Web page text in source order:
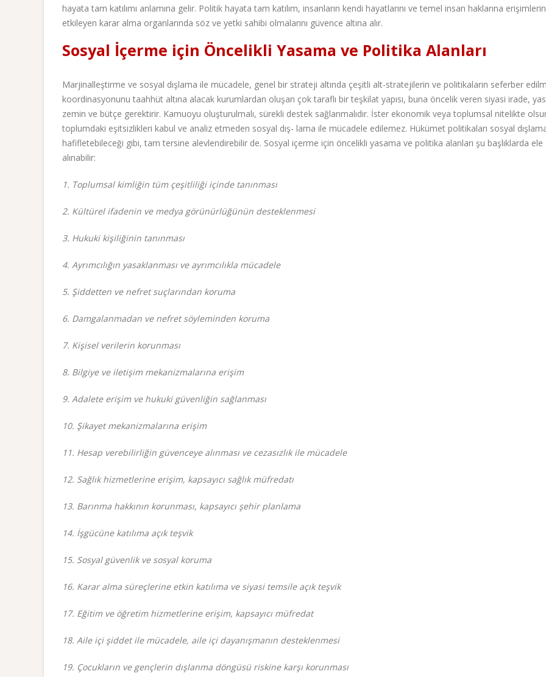
hayata tam katılımı anlamına gelir. Politik hayata tam katılım, insanların kendi hayatlarını ve temel insan haklarına
etkileyen karar alma organlarında söz ve yetki sahibi olmalarını güvence altına alır.
Sosyal İçerme için Öncelikli Yasama ve Politika Alanları
Marjinalleştirme ve sosyal dışlama ile mücadele, genel bir strateji altında çeşitli alt-stratejilerin ve politikaların seferber
koordinasyonunu taahhüt altına alacak kurumlardan oluşan çok taraflı bir teşkilat yapısı, buna öncelik veren siyasi irade,
zemin ve bütçe gerektirir. Kamuoyu oluşturulmalı, sürekli destek sağlanmalıdır. İster ekonomik veya toplumsal nitelikte
toplumdaki eşitsizlikleri kabul ve analiz etmeden sosyal dış- lama ile mücadele edilemez. Hükümet politikaları sosyal
hafifletebileceği gibi, tam tersine alevlendirebilir de. Sosyal içerme için öncelikli yasama ve politika alanları şu başlıklarda ele
alınabilir:
1. Toplumsal kimliğin tüm çeşitliliği içinde tanınması
2. Kültürel ifadenin ve medya görünürlüğünün desteklenmesi
3. Hukuki kişiliğinin tanınması
4. Ayrımcılığın yasaklanması ve ayrımcılıkla mücadele
5. Şiddetten ve nefret suçlarından koruma
6. Damgalanmadan ve nefret söyleminden koruma
7. Kişisel verilerin korunması
8. Bilgiye ve iletişim mekanizmalarına erişim
9. Adalete erişim ve hukuki güvenliğin sağlanması
10. Şikayet mekanizmalarına erişim
11. Hesap verebilirliğin güvenceye alınması ve cezasızlık ile mücadele
12. Sağlık hizmetlerine erişim, kapsayıcı sağlık müfredatı
13. Barınma hakkının korunması, kapsayıcı şehir planlama
14. İşgücüne katılıma açık teşvik
15. Sosyal güvenlik ve sosyal koruma
16. Karar alma süreçlerine etkin katılıma ve siyasi temsile açık teşvik
17. Eğitim ve öğretim hizmetlerine erişim, kapsayıcı müfredat
18. Aile içi şiddet ile mücadele, aile içi dayanışmanın desteklenmesi
19. Çocukların ve gençlerin dışlanma döngüsü riskine karşı korunması